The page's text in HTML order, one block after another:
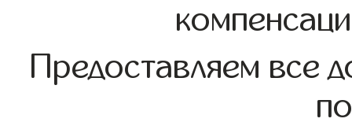
Предоставляем все